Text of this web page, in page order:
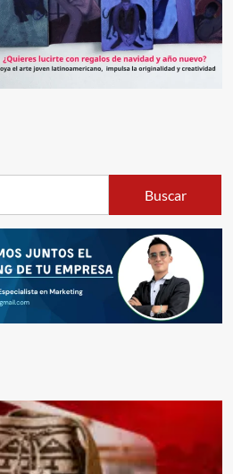
Buscar